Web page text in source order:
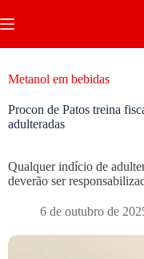
Metanol em bebidas
Procon de Patos treina
adulteradas
Qualquer indício de
deverão ser
6 de outubro de